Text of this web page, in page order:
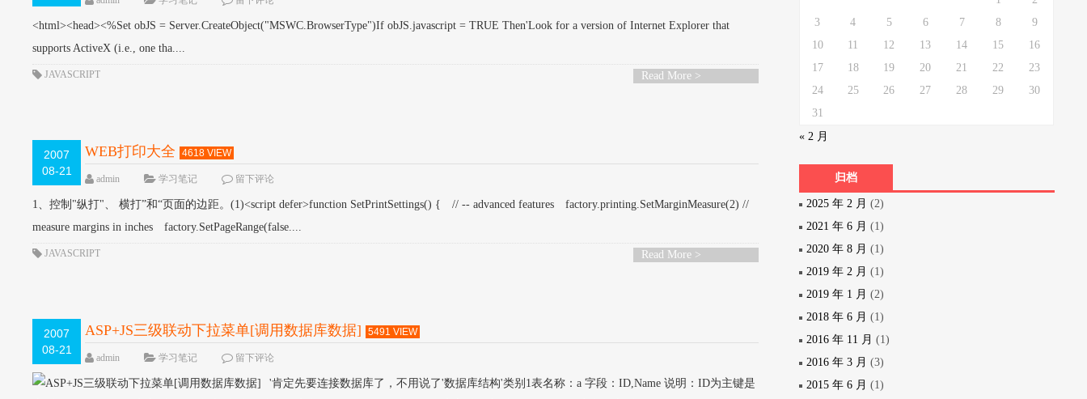
<html><head><%Set obJS = Server.CreateObject("MSWC.BrowserType")If obJS.javascript = TRUE Then'Look for a version of Internet Explorer that
supports ActiveX (i.e., one tha....
Read More >
JAVASCRIPT
2007
08-21
WEB打印大全 4618 VIEW
admin 学习笔记 留下评论
1、控制"纵打"、 横打”和“页面的边距。(1)<script defer>function SetPrintSettings() { // -- advanced features factory.printing.SetMarginMeasure(2) //
measure margins in inches factory.SetPageRange(false....
Read More >
JAVASCRIPT
2007
08-21
ASP+JS三级联动下拉菜单[调用数据库数据] 5491 VIEW
admin 学习笔记 留下评论
'肯定先要连接数据库了，不用说了'数据库结构'类别1表名称：a 字段：ID,Name 说明：ID为主键是
3
4 5 6 7 8
9
10
11 12 13 14 15
16
17
18 19 20 21 22
23
24
25 26 27 28 29
30
31
« 2 月
归档
2025 年 2 月 (2)
2021 年 6 月 (1)
2020 年 8 月 (1)
2019 年 2 月 (1)
2019 年 1 月 (2)
2018 年 6 月 (1)
2016 年 11 月 (1)
2016 年 3 月 (3)
2015 年 6 月 (1)